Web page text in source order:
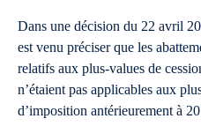
Dans une décision du 22 avril
est venu préciser que les
relatifs aux plus-values de
n’étaient pas applicables aux
d’imposition antérieurement à